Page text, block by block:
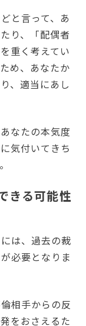
と言って、あ
り、「配偶者
重く考えてい
め、あなたか
、適当にあし
なたの本気度
気付いてきち
きる可能性
は、過去の裁
必要となりま
相手からの反
をおさえるた